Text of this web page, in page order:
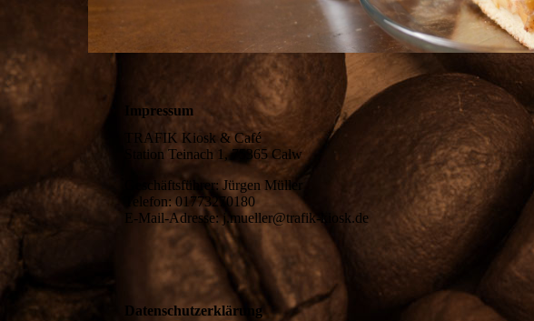
Impressum
TRAFIK Kiosk & Café
Station Teinach 1, 75365 Calw
Geschäftsführer: Jürgen Müller
Telefon: 01773270180
E-Mail-Adresse: j.mueller@trafik-kiosk.de
Datenschutzerklärung